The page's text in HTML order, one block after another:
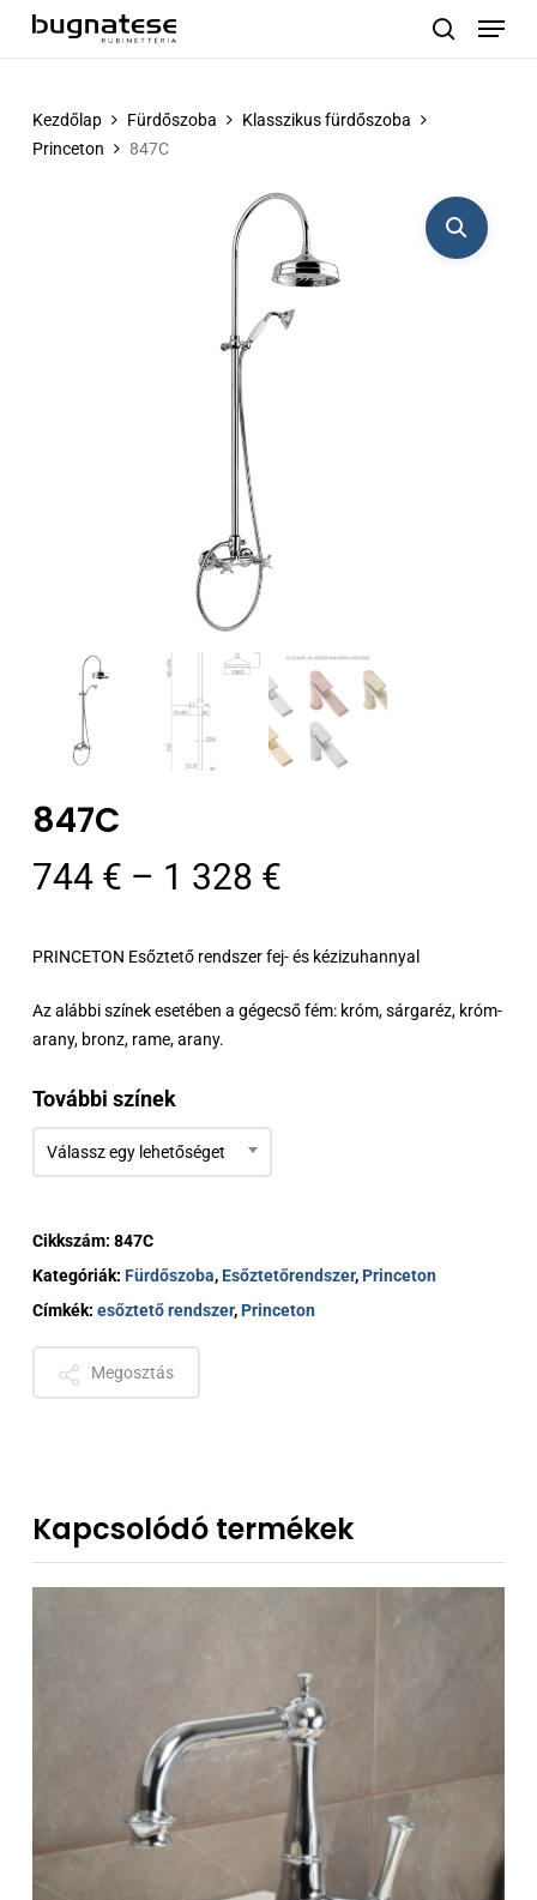
Menu
Kezdőlap Fürdőszoba
Klasszikus fürdőszoba
Princeton
847C
847C
744 € – 1 328 €Ártartomány:
-
328 €
PRINCETON Esőztető rendszer fej- és kézizuhannyal
Az alábbi színek esetében a gégecső fém: króm, sárgaréz, króm-
arany, bronz, rame, arany.
További színek
Válassz egy lehetőséget
Cikkszám: 847C
Kategóriák: Fürdőszoba,Esőztetőrendszer,Princeton
Címkék: esőztető rendszer,Princeton
Megosztás
Kapcsolódó termékek